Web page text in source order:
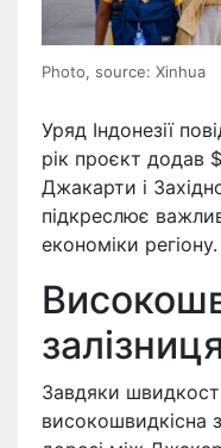
Photo, source: Xinhua
Уряд Індонезії
рік проєкт додав
Джакарти і
підкреслює
економіки регіону.
Завдяки
високошвидкісна